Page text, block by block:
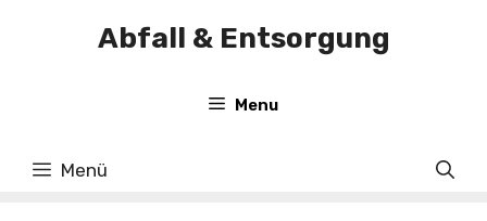
Abfall & Entsorgung
Menu
Menü